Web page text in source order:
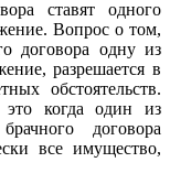
ставят одного
Вопрос о том,
договора одну из
разрешается в
обстоятельств.
это когда один из
договора
все имущество,